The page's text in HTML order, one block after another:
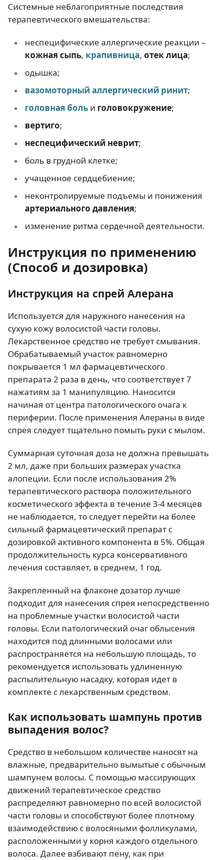
Системные неблагоприятные последствия
терапевтического вмешательства:
неспецифические аллергические реакции –
кожная сыпь, крапивница, отек лица;
одышка;
вазомоторный аллергический ринит;
головная больи головокружение;
вертиго;
неспецифический неврит;
боль в грудной клетке;
учащенное сердцебиение;
неконтролируемые подъемы и понижения
артериального давления;
изменение ритма сердечной деятельности.
Инструкция по применению
(Способ и дозировка)
Инструкция на спрей Алерана
Используется для наружного нанесения на
сухую кожу волосистой части головы.
Лекарственное средство не требует смывания.
Обрабатываемый участок равномерно
покрывается 1 мл фармацевтического
препарата 2 раза в день, что соответствует 7
нажатиям за 1 манипуляцию. Наносится
начиная от центра патологического очага к
периферии. После применения Алераны в виде
спрея следует тщательно помыть руки с мылом.
Суммарная суточная доза не должна превышать
2 мл, даже при больших размерах участка
алопеции. Если после использования 2%
терапевтического раствора положительного
косметического эффекта в течение 3-4 месяцев
не наблюдается, то следует перейти на более
сильный фармацевтический препарат с
дозировкой активного компонента в 5%. Общая
продолжительность курса консервативного
лечения составляет, в среднем, 1 год.
Закрепленный на флаконе дозатор лучше
подходит для нанесения спрея непосредственно
на проблемные участки волосистой части
головы. Если патологический очаг облысения
находится под длинными волосами или
распространяется на небольшую площадь, то
рекомендуется использовать удлиненную
распылительную насадку, которая идет в
комплекте с лекарственным средством.
Как использовать шампунь против
выпадения волос?
Средство в небольшом количестве наносят на
влажные, предварительно вымытые с обычным
шампунем волосы. С помощью массирующих
движений терапевтическое средство
распределяют равномерно по всей волосистой
части головы и способствуют более плотному
взаимодействию с волосяными фолликулами,
расположенными у корня каждого отдельного
волоса. Далее взбивают пену, как при